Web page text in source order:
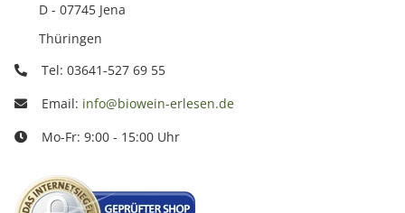
D - 07745 Jena
Thüringen
Tel: 03641-527 69 55
Email: info@biowein-erlesen.de
Mo-Fr: 9:00 - 15:00 Uhr